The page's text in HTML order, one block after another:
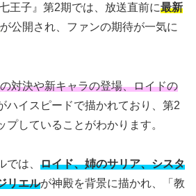
王子』第2期では、放送直前に最新
が公開され、ファンの期待が一気に
対決や新キャラの登場、ロイドの
ハイスピードで描かれており、第2
プしていることがわかります。
では、 ロイド、姉のサリア、シスタ
リエルが神殿を背景に描かれ、「教